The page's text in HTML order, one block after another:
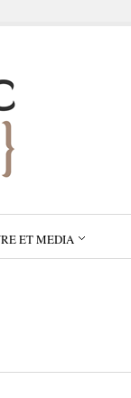
ET MEDIA